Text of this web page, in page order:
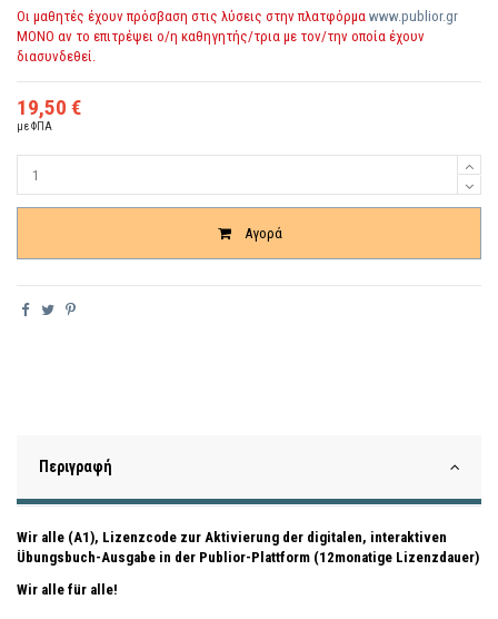
Οι μαθητές έχουν πρόσβαση στις λύσεις στην πλατφόρμα www.publior.gr
ΜΟΝΟ αν το επιτρέψει ο/η καθηγητής/τρια με τον/την οποία έχουν
διασυνδεθεί.
19,50 €
με ΦΠΑ
Αγορά
Περιγραφή
Wir alle (A1), Lizenzcode zur Aktivierung der digitalen, interaktiven
Übungsbuch-Ausgabe in der Publior-Plattform (12monatige Lizenzdauer)
Wir alle für alle!